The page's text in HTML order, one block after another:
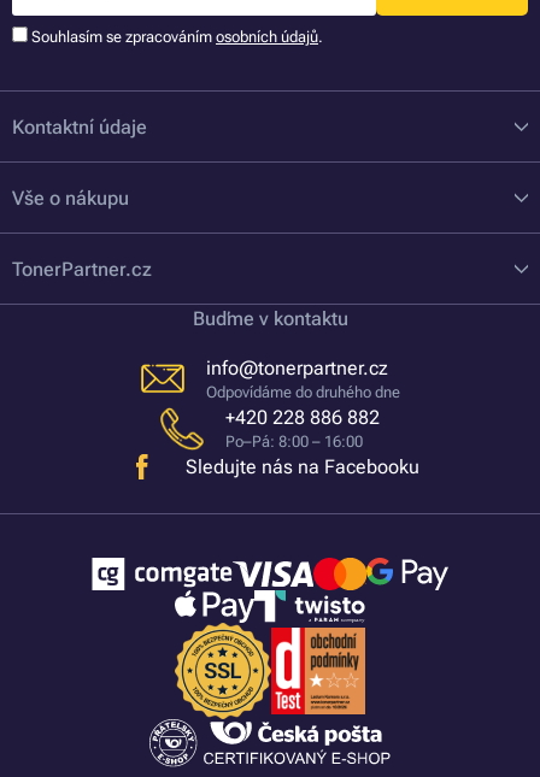
Souhlasím se zpracováním osobních údajů.
Kontaktní údaje
Vše o nákupu
TonerPartner.cz
Buďme v kontaktu
info@tonerpartner.cz
Odpovídáme do druhého dne
+420 228 886 882
Po–Pá: 8:00 – 16:00
Sledujte nás na Facebooku